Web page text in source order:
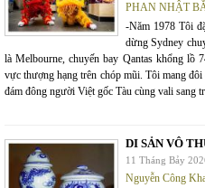
PHAN NHẬT
-Năm 1978 Tôi
dừng Sydney
là Melbourne, chuyến bay Qantas khổng lồ
vực thượng hạng trên chóp mũi. Tôi mang
đám đông người Việt gốc Tàu cùng vali sang
DI SẢN VÔ
11 Tháng Bảy
Nguyễn Công